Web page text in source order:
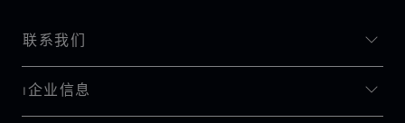
联系我们
I企业信息